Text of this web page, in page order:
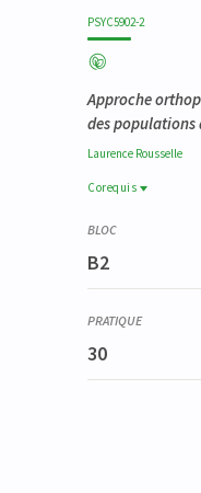
PSYC5902-2
Approche
des populations
Laurence Rousselle
Corequis
Corequis
Stage en
B2
30